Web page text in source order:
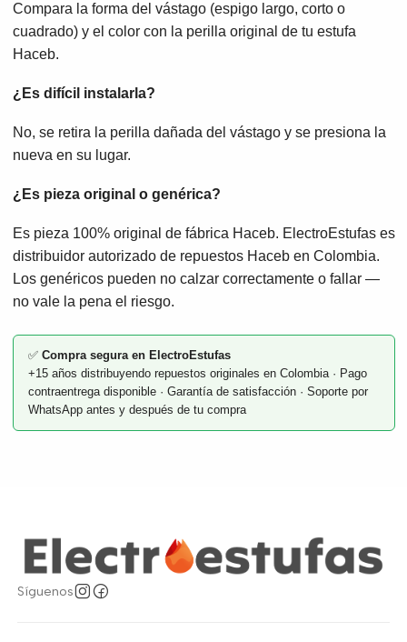
Compara la forma del vástago (espigo largo, corto o
cuadrado) y el color con la perilla original de tu estufa
Haceb.
¿Es difícil instalarla?
No, se retira la perilla dañada del vástago y se presiona la
nueva en su lugar.
¿Es pieza original o genérica?
Es pieza 100% original de fábrica Haceb. ElectroEstufas es
distribuidor autorizado de repuestos Haceb en Colombia.
Los genéricos pueden no calzar correctamente o fallar —
no vale la pena el riesgo.
✅ Compra segura en ElectroEstufas
+15 años distribuyendo repuestos originales en Colombia · Pago
contraentrega disponible · Garantía de satisfacción · Soporte por
WhatsApp antes y después de tu compra
Síguenos